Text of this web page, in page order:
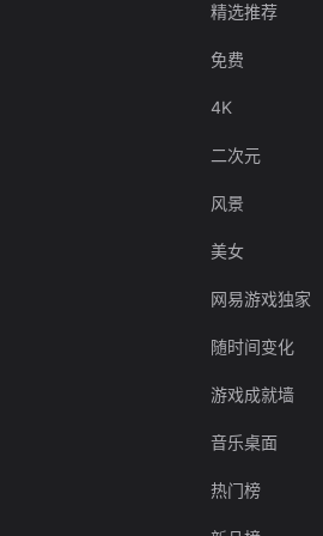
精选推荐
免费
4K
二次元
风景
美女
网易游戏独家
随时间变化
游戏成就墙
音乐桌面
热门榜